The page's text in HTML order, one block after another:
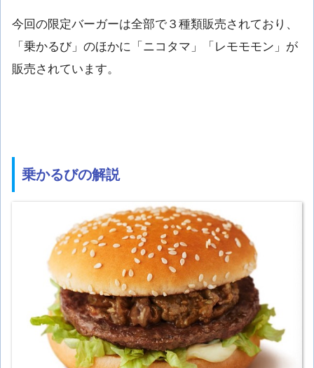
今回の限定バーガーは全部で３種類販売されており、
「乗かるび」のほかに「ニコタマ」「レモモモン」が
販売されています。
乗かるびの解説